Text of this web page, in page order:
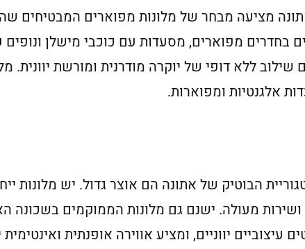
מציעה מבחר של מלונות מפוארים המבטיחים
בחדרים מפוארים, מסעדות עם כוכבי מישלן
אלגנטיות ומפוארות.
הבוטיק של אתונה הם אוצר גדול. יש מלונות
מעולה. ישנם גם מלונות הממוקמים בשכונה
יווניים, ומציע אווירה אופנתית ואינטימית